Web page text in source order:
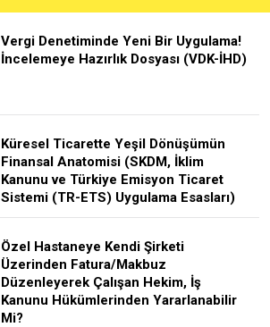
Vergi Denetiminde Yeni Bir Uygulama!
İncelemeye Hazırlık Dosyası (VDK-İHD)
Küresel Ticarette Yeşil Dönüşümün
Finansal Anatomisi (SKDM, İklim
Kanunu ve Türkiye Emisyon Ticaret
Sistemi (TR-ETS) Uygulama Esasları)
Özel Hastaneye Kendi Şirketi
Üzerinden Fatura/Makbuz
Düzenleyerek Çalışan Hekim, İş
Kanunu Hükümlerinden Yararlanabilir
Mi?